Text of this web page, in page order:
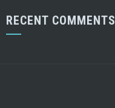
RECENT COMMENTS